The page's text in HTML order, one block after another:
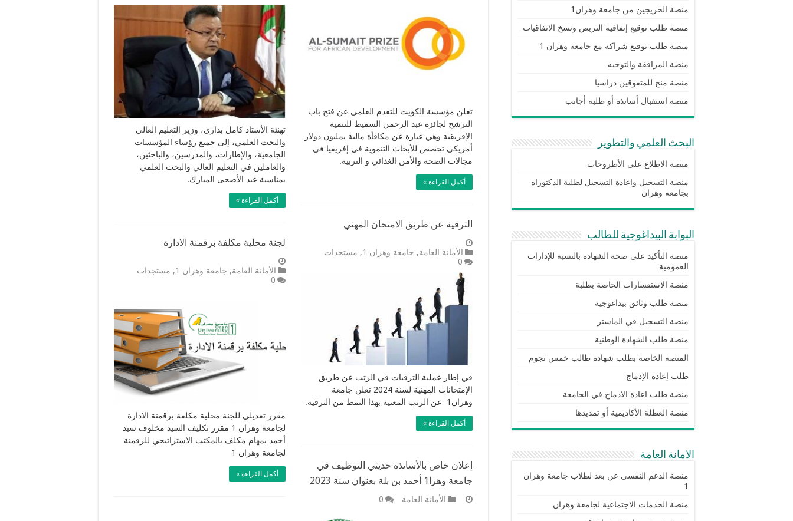
تعلن مؤسسة الكويت للتقدم العلمي عن فتح باب
الترشح لجائزة عبد الرحمن السميط للتنمية
الإفريقية وهي عبارة عن مكافأة مالية بمليون دولار
أمريكي تخصص للأبحاث التنموية في إفريقيا في
مجالات الصحة والأمن الغذائي و التربية.
أكمل القراءة »
تهنئة الأستاذ كامل بداري، وزير التعليم العالي
والبحث العلمي، إلى جميع رؤساء المؤسسات
الجامعية، والإطارات، والمدرسين، والباحثين،
والعاملين في التعليم العالي والبحث العلمي
بمناسبة عيد الأضحى المبارك.
أكمل القراءة »
الترقية عن طريق الامتحان المهني
الأمانة العامة, جامعة وهران 1 , مستجدات
0
في إطار عملية الترقيات في الرتب عن طريق
الإمتحانات المهنية لسنة 2024 تعلن جامعة
وهران1 عن الرتب المعنية بهذا النمط من الترقية.
أكمل القراءة »
لجنة محلية مكلفة برقمنة الادارة
الأمانة العامة, جامعة وهران 1 , مستجدات
0
مقرر تعديلي للجنة محلية مكلفة برقمنة الادارة
لجامعة وهران 1 مقرر تكليف السيد مخلوف سيد
أحمد بمهام مكلف بالمكتب الاستراتيجي للرقمنة
لجامعة وهران 1
أكمل القراءة »
إعلان خاص بالأساتذة حديثي التوظيف في
جامعة وهرا1 أحمد بن بلة بعنوان سنة 2023
الأمانة العامة 0
منصة الخريجين من جامعة وهران1
منصة طلب توقيع إتفاقية التربص ونسخ الاتفاقيات
منصة طلب توقيع شراكة مع جامعة وهران 1
منصة المرافقة والتوجيه
منصة منح للمتفوقين دراسيا
منصة استقبال أساتذة أو طلبة أجانب
البحث العلمي والتطوير
منصة الاطلاع على الأطروحات
منصة التسجيل واعادة التسجيل لطلبة الدكتوراه
بجامعة وهران
البوابة البيداغوجية للطالب
منصة التأكيد على صحة الشهادة بالنسبة للإدارات
العمومية
منصة الاستفسارات الخاصة بطلبة
منصة طلب وثائق بيداغوجية
منصة التسجيل في الماستر
منصة طلب الشهادة الوطنية
المنصة الخاصة بطلب شهادة طالب خمس نجوم
طلب إعادة الإدماج
منصة طلب اعادة الادماج في الجامعة
منصة العطلة الأكاديمية أو تمديدها
الامانة العامة
منصة الدعم النفسي عن بعد لطلاب جامعة وهران
1
منصة الخدمات الاجتماعية لجامعة وهران